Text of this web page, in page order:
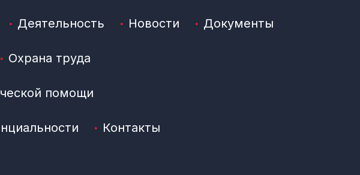
Деятельность Новости Документы
Охрана труда
помощи
Контакты